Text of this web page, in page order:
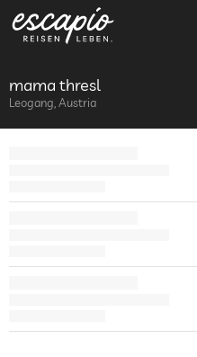
mama thresl
Leogang, Austria